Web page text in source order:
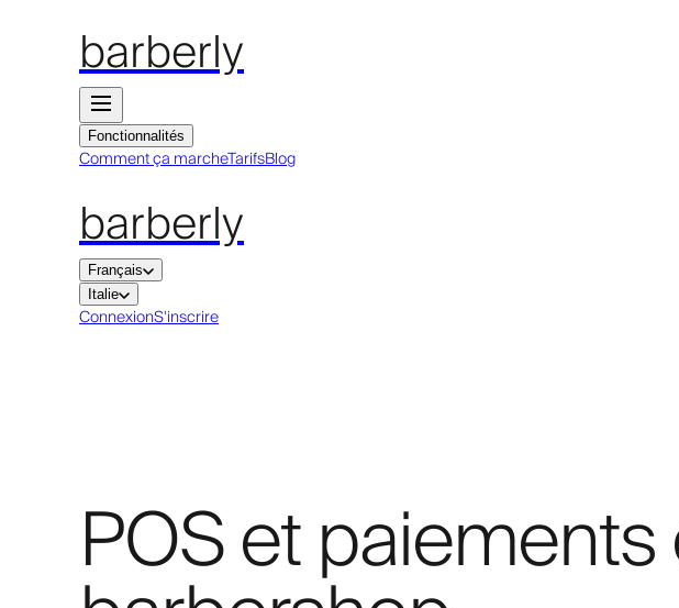
barberly
Fonctionnalités
Comment ça marcheTarifsBlog
barberly
Français
Italie
ConnexionS'inscrire
POS et